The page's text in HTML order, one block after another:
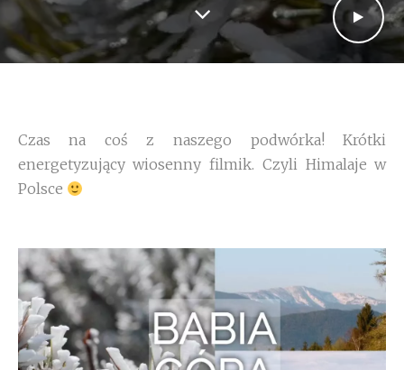
Czas na coś z naszego podwórka! Krótki
energetyzujący wiosenny filmik. Czyli Himalaje w
Polsce